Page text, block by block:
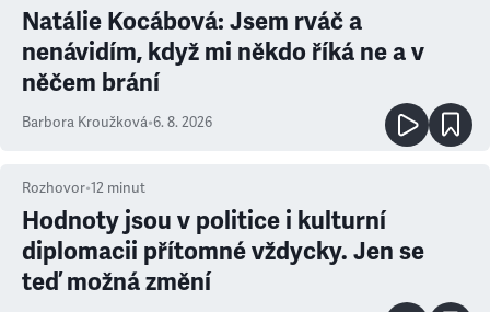
Natálie Kocábová: Jsem rváč a
nenávidím, když mi někdo říká ne a v
něčem brání
Barbora Kroužková•6. 8. 2026
Rozhovor•12 minut
Hodnoty jsou v politice i kulturní
diplomacii přítomné vždycky. Jen se
teď možná změní